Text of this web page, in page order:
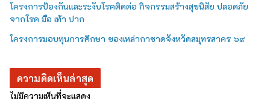
โครงการป้องกันและระงับโรคติดต่อ กิจกรรมสร้างสุขนิสัย ปลอดภัย
จากโรค มือ เท้า ปาก
โครงการมอบทุนการศึกษา ของเหล่ากาชาดจังหวัดสมุทรสาคร ๖๙
ความคิดเห็นล่าสุด
ไม่มีความเห็นที่จะแสดง